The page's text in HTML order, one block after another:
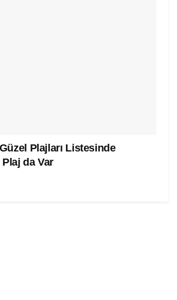
Plajları Listesinde
da Var